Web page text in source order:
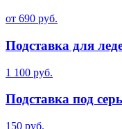
от 690 руб.
Подставка для
1 100 руб.
Подставка под
150 руб.